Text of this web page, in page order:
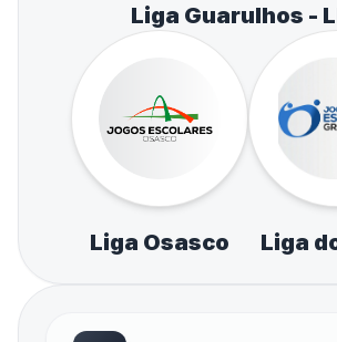
Liga Guarulhos -
Liga Osasco Liga